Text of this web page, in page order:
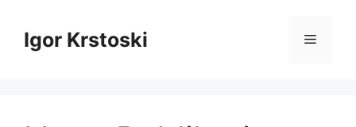
Inhalt
springenIgor Krstoski Menü